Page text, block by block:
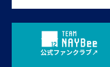
公式ファンクラブ